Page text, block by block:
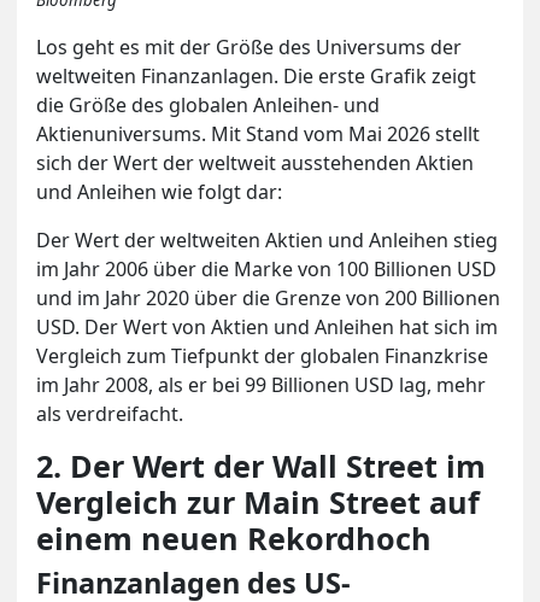
Los geht es mit der Größe des Universums der
weltweiten Finanzanlagen. Die erste Grafik zeigt
die Größe des globalen Anleihen- und
Aktienuniversums. Mit Stand vom Mai 2026 stellt
sich der Wert der weltweit ausstehenden Aktien
und Anleihen wie folgt dar:
Der Wert der weltweiten Aktien und Anleihen stieg
im Jahr 2006 über die Marke von 100 Billionen USD
und im Jahr 2020 über die Grenze von 200 Billionen
USD. Der Wert von Aktien und Anleihen hat sich im
Vergleich zum Tiefpunkt der globalen Finanzkrise
im Jahr 2008, als er bei 99 Billionen USD lag, mehr
als verdreifacht.
2. Der Wert der Wall Street im
Vergleich zur Main Street auf
einem neuen Rekordhoch
Finanzanlagen des US-